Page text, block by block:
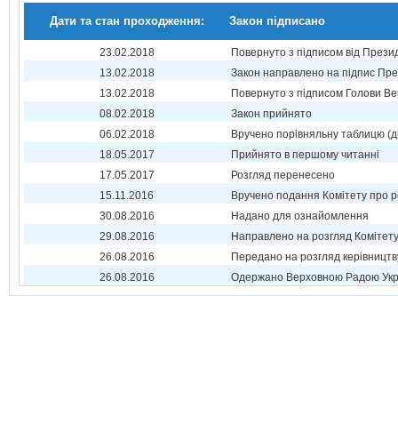
Дати та стан проходження: Закон підписано
23.02.2018
Повернуто з підписом від
13.02.2018
Закон направлено на підпис
13.02.2018
Повернуто з підписом Голови
08.02.2018
Закон прийнято
06.02.2018
Вручено порівняльну таблицю
18.05.2017
Прийнято в першому читанні
17.05.2017
Розгляд перенесено
15.11.2016
Вручено подання Комітету про
30.08.2016
Надано для ознайомлення
29.08.2016
Направлено на розгляд Комітету
26.08.2016
Передано на розгляд
26.08.2016
Одержано Верховною Радою